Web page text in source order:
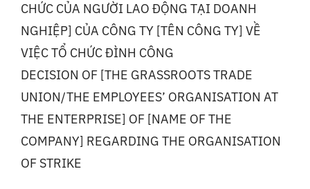
CHỨC CỦA NGƯỜI LAO ĐỘNG TẠI DOANH
NGHIỆP] CỦA CÔNG TY [TÊN CÔNG TY] VỀ
VIỆC TỔ CHỨC ĐÌNH CÔNG
DECISION OF [THE GRASSROOTS TRADE
UNION/THE EMPLOYEES’ ORGANISATION AT
THE ENTERPRISE] OF [NAME OF THE
COMPANY] REGARDING THE ORGANISATION
OF STRIKE